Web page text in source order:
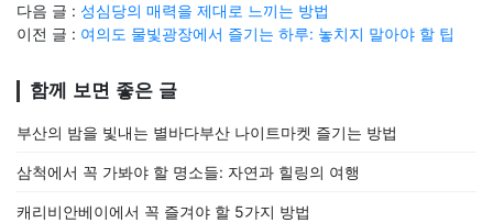
다음 글 : 성심당의 매력을 제대로 느끼는 방법
이전 글 : 여의도 물빛광장에서 즐기는 하루: 놓치지 말아야 할 팁
함께 보면 좋은 글
부산의 밤을 빛내는 별바다부산 나이트마켓 즐기는 방법
삼척에서 꼭 가봐야 할 명소들: 자연과 힐링의 여행
캐리비안베이에서 꼭 즐겨야 할 5가지 방법